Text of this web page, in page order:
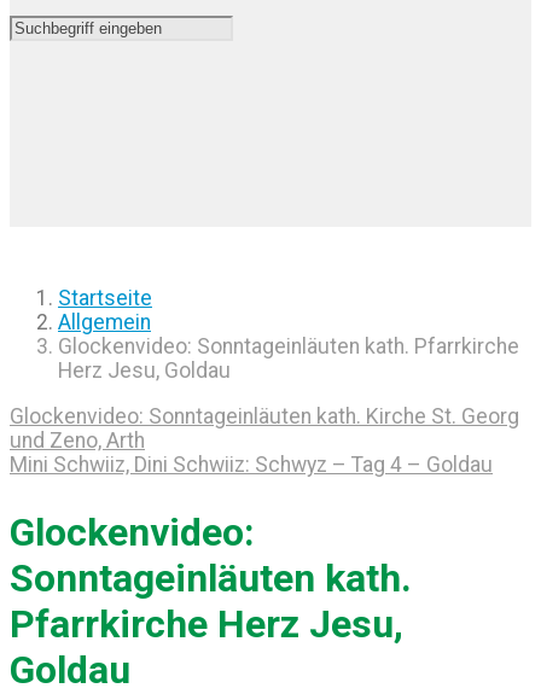
Startseite
Allgemein
Glockenvideo: Sonntageinläuten kath. Pfarrkirche
Herz Jesu, Goldau
Glockenvideo: Sonntageinläuten kath. Kirche St. Georg
und Zeno, Arth
Mini Schwiiz, Dini Schwiiz: Schwyz – Tag 4 – Goldau
Glockenvideo:
Sonntageinläuten kath.
Pfarrkirche Herz Jesu,
Goldau